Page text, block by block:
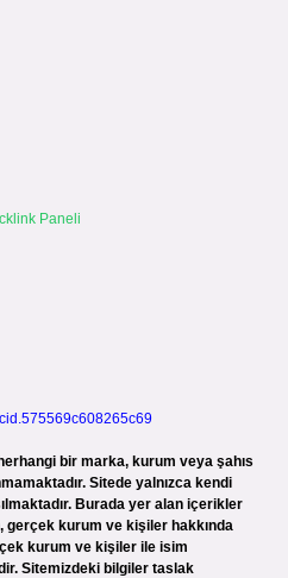
bir marka, kurum veya şahıs
Sitede yalnızca kendi
Burada yer alan içerikler
gerçek kurum ve kişiler hakkında
kurum ve kişiler ile isim
Sitemizdeki bilgiler taslak